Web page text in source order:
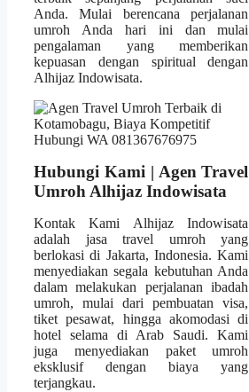
Anda. Mulai berencana perjalanan
umroh Anda hari ini dan mulai
pengalaman yang memberikan
kepuasan dengan spiritual dengan
Alhijaz Indowisata.
Hubungi Kami | Agen Travel
Umroh Alhijaz Indowisata
Kontak Kami Alhijaz Indowisata
adalah jasa travel umroh yang
berlokasi di Jakarta, Indonesia. Kami
menyediakan segala kebutuhan Anda
dalam melakukan perjalanan ibadah
umroh, mulai dari pembuatan visa,
tiket pesawat, hingga akomodasi di
hotel selama di Arab Saudi. Kami
juga menyediakan paket umroh
eksklusif dengan biaya yang
terjangkau.